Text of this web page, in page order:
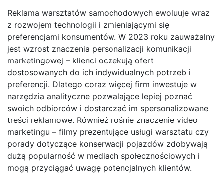
Reklama warsztatów samochodowych ewoluuje wraz
z rozwojem technologii i zmieniającymi się
preferencjami konsumentów. W 2023 roku zauważalny
jest wzrost znaczenia personalizacji komunikacji
marketingowej – klienci oczekują ofert
dostosowanych do ich indywidualnych potrzeb i
preferencji. Dlatego coraz więcej firm inwestuje w
narzędzia analityczne pozwalające lepiej poznać
swoich odbiorców i dostarczać im spersonalizowane
treści reklamowe. Również rośnie znaczenie video
marketingu – filmy prezentujące usługi warsztatu czy
porady dotyczące konserwacji pojazdów zdobywają
dużą popularność w mediach społecznościowych i
mogą przyciągać uwagę potencjalnych klientów.